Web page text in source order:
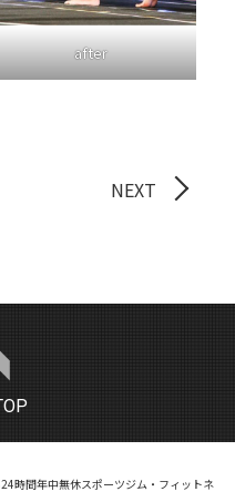
after
NEXT
時間年中無休スポーツジム・フィットネ